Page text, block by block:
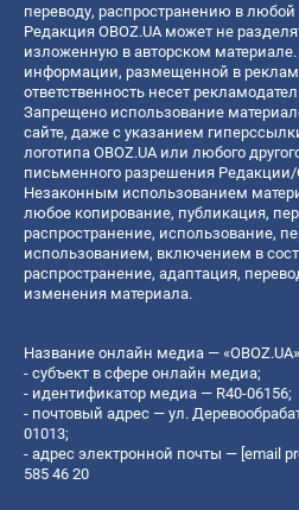
переводу, распространению в
Редакция OBOZ.UA может не
изложенную в авторском материале.
информации, размещенной в
ответственность несет
Запрещено использование
сайте, даже с указанием
логотипа OBOZ.UA или любого
письменного разрешения
Незаконным использованием
любое копирование, публикация,
распространение, использование,
использованием, включением в
распространение, адаптация,
изменения материала.
Название онлайн медиа — «OBOZ.UA»
- субъект в сфере онлайн медиа;
- идентификатор медиа — R40-06156;
- почтовый адрес — ул.
01013;
- адрес электронной почты — [email
585 46 20